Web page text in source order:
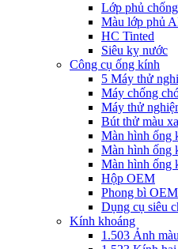
Lớp phủ
Màu lớp phủ
HC Tinted
Siêu kỵ nước
Công cụ ống kính
5 Máy thử
Máy chống
Máy thử
Bút thử màu
Màn hình ống
Màn hình ống
Màn hình ống
Hộp OEM
Phong bì OEM
Dụng cụ siêu
Kính khoáng
1.503 Ảnh